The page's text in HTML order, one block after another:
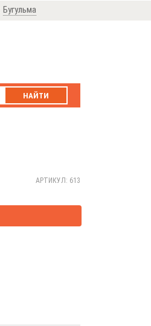
Бугульма
НАЙТИ
АРТИКУЛ: 613